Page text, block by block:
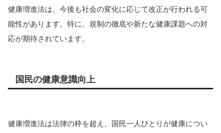
健康増進法は、今後も社会の変化に応じて改正が行われる可
能性があります。特に、規制の徹底や新たな健康課題への対
応が期待されています。
国民の健康意識向上
健康増進法は法律の枠を超え、国民一人ひとりが健康につい